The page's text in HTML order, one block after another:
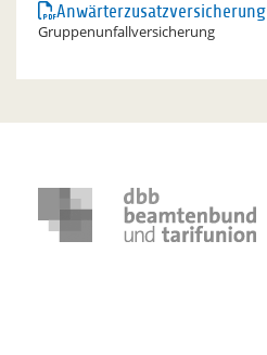
Anwärterzusatzversicherung
Gruppenunfallversicherung